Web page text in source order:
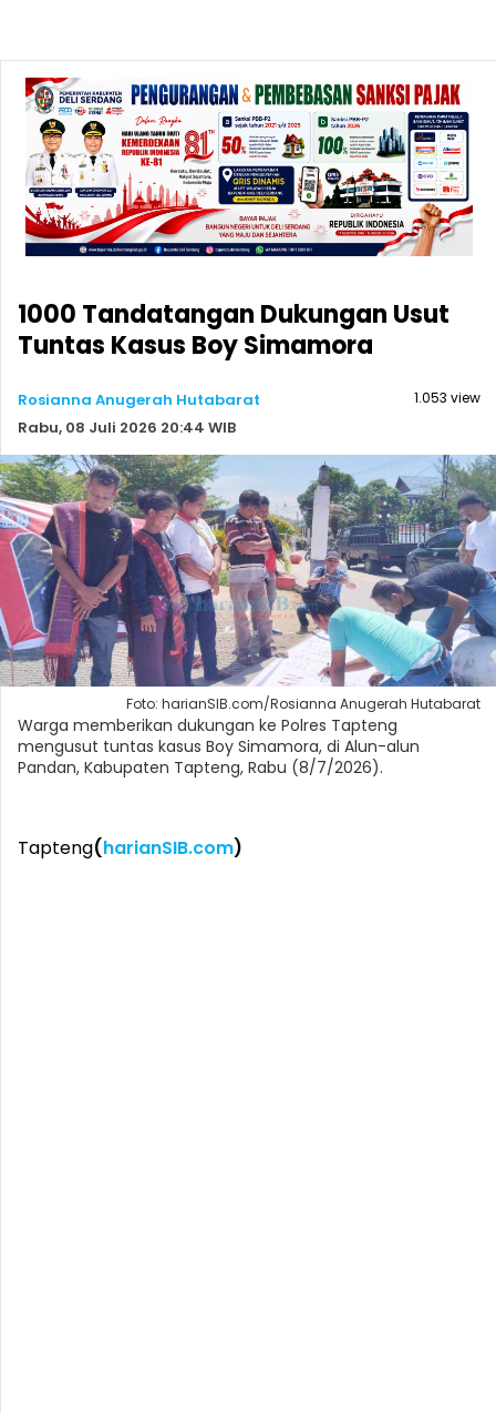
1000 Tandatangan Dukungan Usut
Tuntas Kasus Boy Simamora
Rosianna Anugerah Hutabarat
Rabu, 08 Juli 2026 20:44 WIB
1.053 view
Foto: harianSIB.com/Rosianna Anugerah Hutabarat
Warga memberikan dukungan ke Polres Tapteng
mengusut tuntas kasus Boy Simamora, di Alun-alun
Pandan, Kabupaten Tapteng, Rabu (8/7/2026).
Tapteng(harianSIB.com)